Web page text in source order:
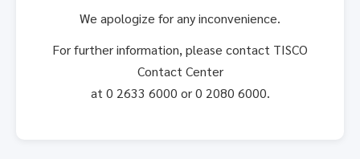
We apologize for any inconvenience.
For further information, please contact TISCO
Contact Center
at 0 2633 6000 or 0 2080 6000.